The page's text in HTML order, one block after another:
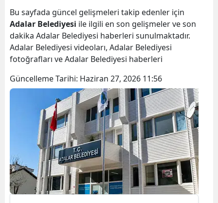
Bu sayfada güncel gelişmeleri takip edenler için
Adalar Belediyesi ile ilgili en son gelişmeler ve son
dakika Adalar Belediyesi haberleri sunulmaktadır.
Adalar Belediyesi videoları, Adalar Belediyesi
fotoğrafları ve Adalar Belediyesi haberleri
Güncelleme Tarihi: Haziran 27, 2026 11:56